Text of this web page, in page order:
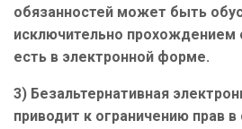
обязанностей может быть
исключительно прохождением
есть в электронной форме.
3) Безальтернативная
приводит к ограничению прав